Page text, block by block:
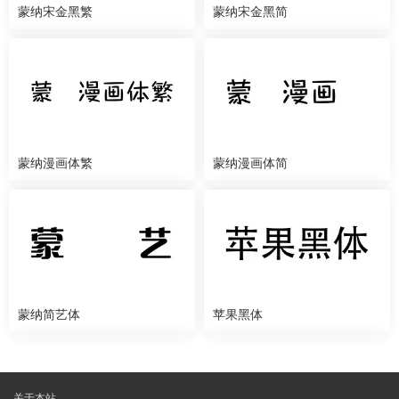
蒙纳宋金黑繁 蒙纳宋金黑简
蒙纳漫画体繁 蒙纳漫画体简
蒙纳简艺体 苹果黑体